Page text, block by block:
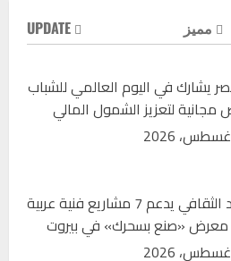
الثقافي يدعم 7 مشاريع فنية عربية ضمن معرض
مميز
يشارك في اليوم العالمي للشباب
مجانية لتعزيز الشمول المالي
المورد الثقافي يدعم 7 مشاريع فنية عربية
«صنع بسحرك» في بيروت